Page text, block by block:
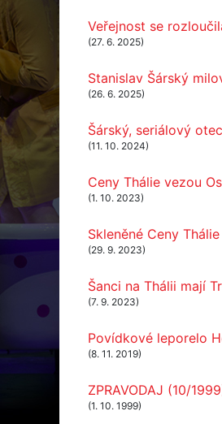
Veřejnost se
(27. 6. 2025)
Stanislav Šárský
(26. 6. 2025)
Šárský, seriálový
(11. 10. 2024)
Ceny Thálie vezou
(1. 10. 2023)
Skleněné Ceny
(29. 9. 2023)
Šanci na Thálii mají
(7. 9. 2023)
Povídkové leporelo
(8. 11. 2019)
ZPRAVODAJ (10/
(1. 10. 1999)